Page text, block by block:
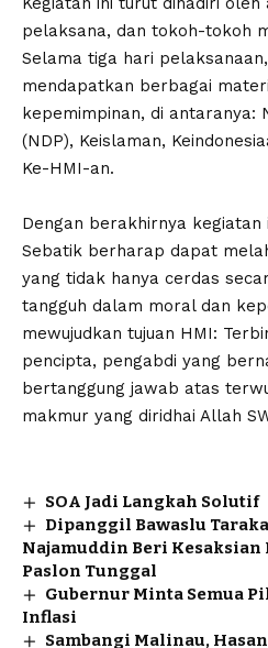
pelaksana, dan tokoh-tokoh
Selama tiga hari
mendapatkan berbagai
kepemimpinan, di antaranya:
(NDP), Keislaman,
Ke-HMI-an.
‎Dengan berakhirnya kegiatan
Sebatik berharap dapat
yang tidak hanya cerdas
tangguh dalam moral dan
mewujudkan tujuan HMI:
pencipta, pengabdi yang
bertanggung jawab atas
makmur yang diridhai Allah
SOA Jadi Langkah Solutif
Dipanggil Bawaslu
Najamuddin Beri Kesaksian
Paslon Tunggal
Gubernur Minta Semua
Inflasi
Sambangi Malinau,